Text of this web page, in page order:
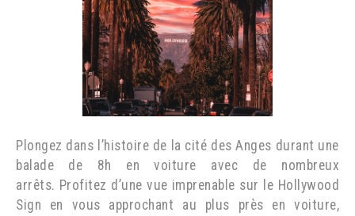
Plongez dans l’histoire de la cité des Anges durant une
balade de 8h en voiture avec de nombreux
arrêts. Profitez d’une vue imprenable sur le Hollywood
Sign en vous approchant au plus près en voiture,